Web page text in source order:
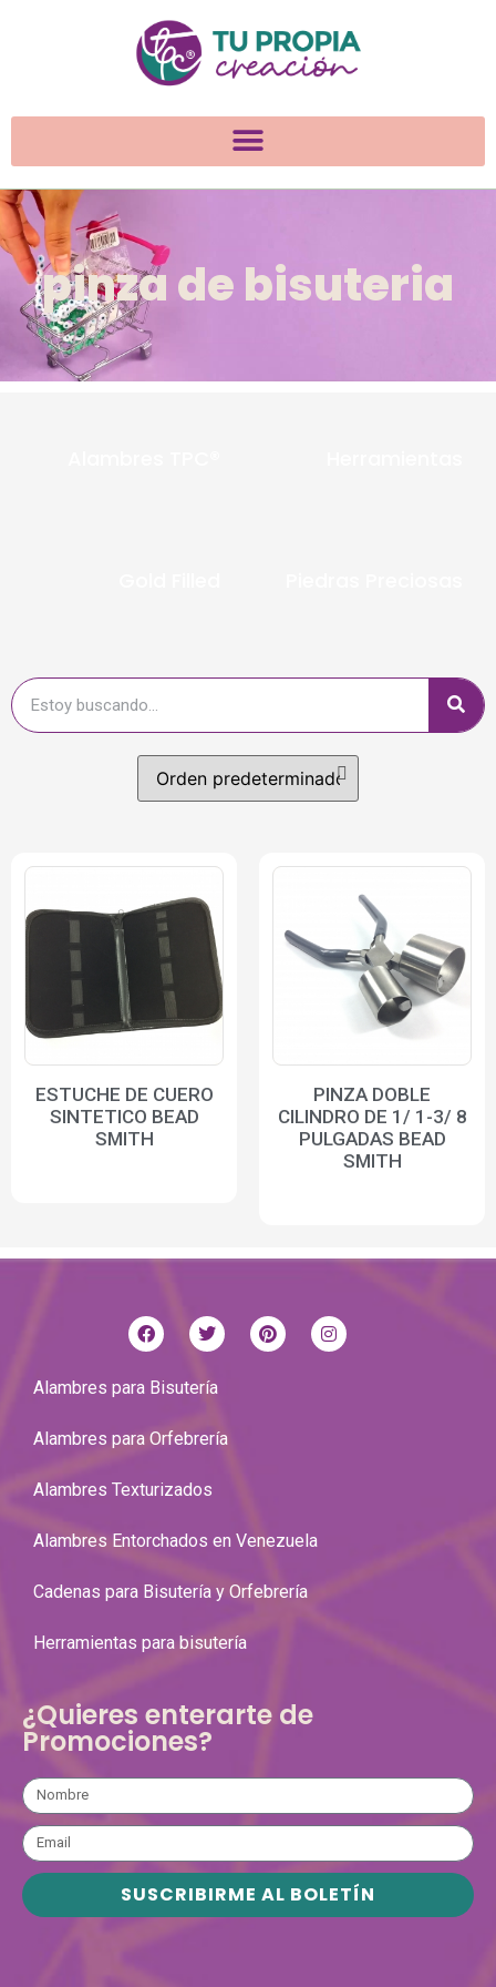
pinza de bisuteria
ESTUCHE DE CUERO
SINTETICO BEAD
SMITH
PINZA DOBLE
CILINDRO DE 1/ 1-3/ 8
PULGADAS BEAD
SMITH
Alambres para Bisutería
Alambres para Orfebrería
Alambres Texturizados
Alambres Entorchados en Venezuela
Cadenas para Bisutería y Orfebrería
Herramientas para bisutería
¿Quieres enterarte de
Promociones?
SUSCRIBIRME AL BOLETÍN